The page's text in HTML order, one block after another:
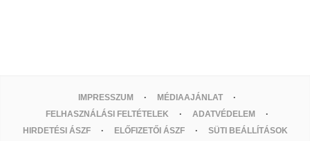
IMPRESSZUM
MÉDIAAJÁNLAT
FELHASZNÁLÁSI FELTÉTELEK
ADATVÉDELEM
HIRDETÉSI ÁSZF
ELŐFIZETŐI ÁSZF SÜTI BEÁLLÍTÁSOK